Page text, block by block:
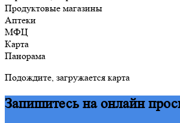
Продуктовые магазины
Аптеки
МФЦ
Карта
Панорама
Подождите, загружается карта
Запишитесь на онлайн